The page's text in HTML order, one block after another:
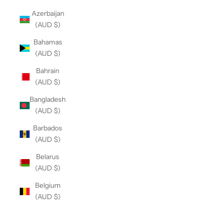
Azerbaijan
(AUD $)
Bahamas
(AUD $)
Bahrain
(AUD $)
Bangladesh
(AUD $)
Barbados
(AUD $)
Belarus
(AUD $)
Belgium
(AUD $)